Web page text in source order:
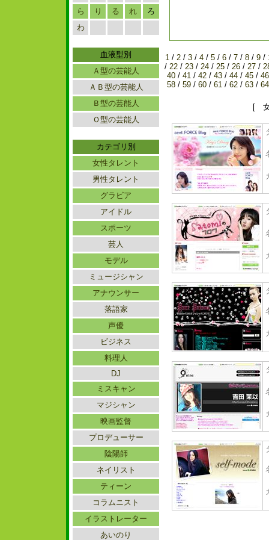
ら
り る れ
ろ
わ
血液型別
Ａ型の芸能人
ＡＢ型の芸能人
Ｂ型の芸能人
Ｏ型の芸能人
カテゴリ別
女性タレント
男性タレント
グラビア
アイドル
スポーツ
芸人
モデル
ミュージシャン
アナウンサー
落語家
声優
ビジネス
料理人
DJ
ミスキャン
マジシャン
映画監督
プロデューサー
陰陽師
ネイリスト
ティーン
コラムニスト
イラストレーター
あいのり
1/ 2/ 3/ 4/ 5/ 6/ 7/ 8/ 9/
/ 22/ 23/ 24/ 25/ 26/ 27/
40/ 41/ 42/ 43/ 44/ 45/ 46
58/ 59/ 60/ 61/ 62/ 63/ 64
[